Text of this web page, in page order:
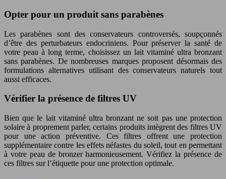
Opter pour un produit sans parabènes
Les parabènes sont des conservateurs controversés, soupçonnés
d’être des perturbateurs endocriniens. Pour préserver la santé de
votre peau à long terme, choisissez un lait vitaminé ultra bronzant
sans parabènes. De nombreuses marques proposent désormais des
formulations alternatives utilisant des conservateurs naturels tout
aussi efficaces.
Vérifier la présence de filtres UV
Bien que le lait vitaminé ultra bronzant ne soit pas une protection
solaire à proprement parler, certains produits intègrent des filtres UV
pour une action préventive. Ces filtres offrent une protection
supplémentaire contre les effets néfastes du soleil, tout en permettant
à votre peau de bronzer harmonieusement. Vérifiez la présence de
ces filtres sur l’étiquette pour une protection optimale.